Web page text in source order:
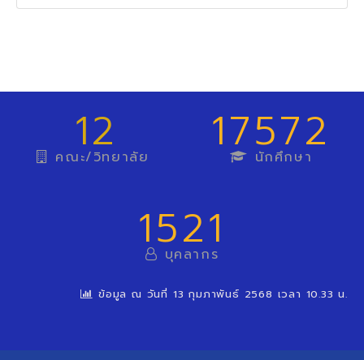
12
คณะ/วิทยาลัย 17572
นักศึกษา
1521
บุคลากร
ข้อมูล ณ วันที่ 13 กุมภาพันธ์ 2568 เวลา 10.33 น.